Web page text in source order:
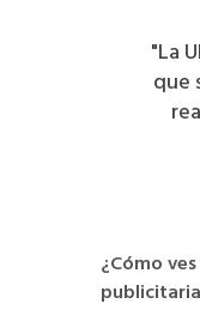
"La
que
¿Cómo